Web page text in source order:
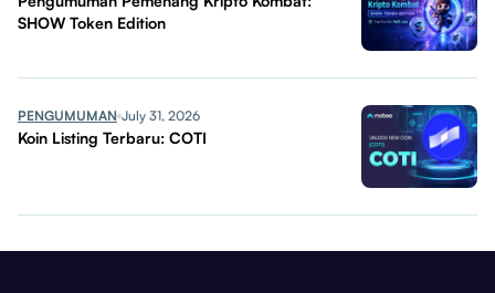
SHOW Token Edition
PENGUMUMAN July 31, 2026
Koin Listing Terbaru: COTI